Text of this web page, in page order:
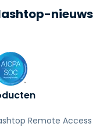
Remote Access
nieuws